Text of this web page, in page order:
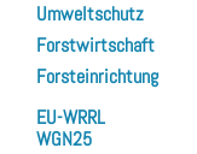
Umweltschutz
Forstwirtschaft
Forsteinrichtung
EU-WRRL
WGN25